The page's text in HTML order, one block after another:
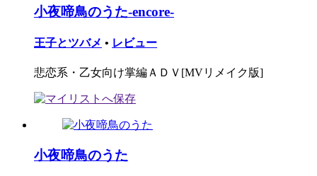
小夜啼鳥のうた-encore-
王子とツバメ • レビュー
悲恋系・乙女向け掌編ＡＤＶ[MVリメイク版]
小夜啼鳥のうた